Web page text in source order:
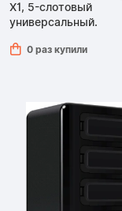
X1, 5-слотовый
универсальный.
0 раз купили